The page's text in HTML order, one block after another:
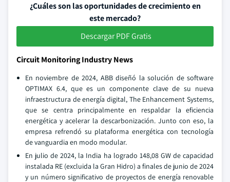
¿Cuáles son las oportunidades de crecimiento en
este mercado?
Descargar PDF Gratis
Circuit Monitoring Industry News
En noviembre de 2024, ABB diseñó la solución de software
OPTIMAX 6.4, que es un componente clave de su nueva
infraestructura de energía digital, The Enhancement Systems,
que se centra principalmente en respaldar la eficiencia
energética y acelerar la descarbonización. Junto con eso, la
empresa refrendó su plataforma energética con tecnología
de vanguardia en modo modular.
En julio de 2024, la India ha logrado 148,08 GW de capacidad
instalada RE (excluida la Gran Hidro) a finales de junio de 2024
y un número significativo de proyectos de energía renovable